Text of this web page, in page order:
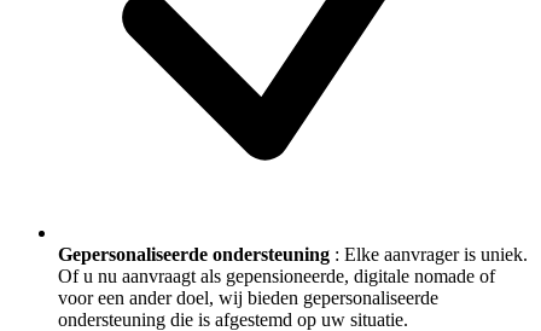
Gepersonaliseerde ondersteuning : Elke aanvrager is uniek.
Of u nu aanvraagt als gepensioneerde, digitale nomade of
voor een ander doel, wij bieden gepersonaliseerde
ondersteuning die is afgestemd op uw situatie.